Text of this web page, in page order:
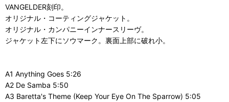
VANGELDER刻印。
オリジナル・コーティングジャケット。
オリジナル・カンパニーインナースリーヴ。
ジャケット左下にソウマーク。裏面上部に破れ小。
A1 Anything Goes 5:26
A2 De Samba 5:50
A3 Baretta's Theme (Keep Your Eye On The Sparrow) 5:05